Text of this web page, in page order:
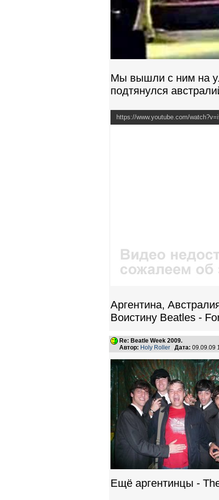
Мы вышли с ним на
подтянулся
https://www.youtube.com/
Аргентина,
Воистину Beatles -
Re: Beatle Week 2009.
Автор: Holy Roller Дата:
Ещё аргентинцы -